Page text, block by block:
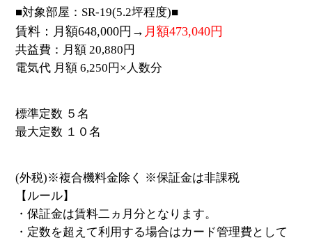
■対象部屋：SR-19(5.2坪程度)■
賃料：月額648,000円→ 月額473,040円
共益費：月額 20,880円
電気代 月額 6,250円×人数分
標準定数 ５名
最大定数 １０名
(外税)※複合機料金除く ※保証金は非課税
【ルール】
・保証金は賃料二ヵ月分となります。
・定数を超えて利用する場合はカード管理費として